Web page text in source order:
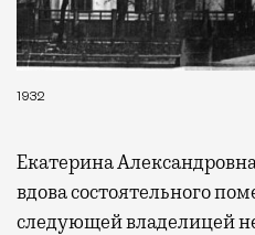
могут держатели карт Mir
не только в столице. Всего
1000 бизнес-залов по
1932
Екатерина
вдова состоятельного
следующей владелицей